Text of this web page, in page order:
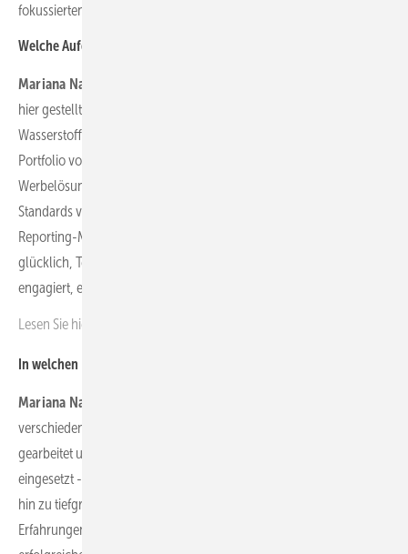
fokussierten Publikationen HZwei und H2 international.
Welche Aufgaben interessieren Sie bei Ihrer Arbeit besonders?
Mariana Nahirna
hier gestellt habe, war die Überführung unseres
Wasserstoffmagazins von ihrem vorherigen Eigentümer in das
Portfolio von Gentner. Dazu gehörte, dass wir unsere
Werbelösungen durch Modernisierung und Digitalisierung an die
Standards von Gentner angepasst und klare, transparente
Reporting-Mechanismen eingeführt haben. Ich bin besonders
glücklich, Teil des Hydrogen-Teams zu sein. Es ist unglaublich
engagiert, ehrgeizig, kreativ und hilfsbereit.
Lesen Sie hier:
In welchen Bereichen haben Sie davor gearbeitet?
Mariana Nahirna
verschiedenen Branchen wie FMCG, Pharma und Bauwesen
gearbeitet und dabei eine breite Palette von Werbeinstrumenten
eingesetzt - von TV-Werbung über die Organisation von Events bis
hin zu tiefgreifender Verbraucherforschung. Diese vielfältigen
Erfahrungen ermöglichen es mir, unsere Kunden bei der